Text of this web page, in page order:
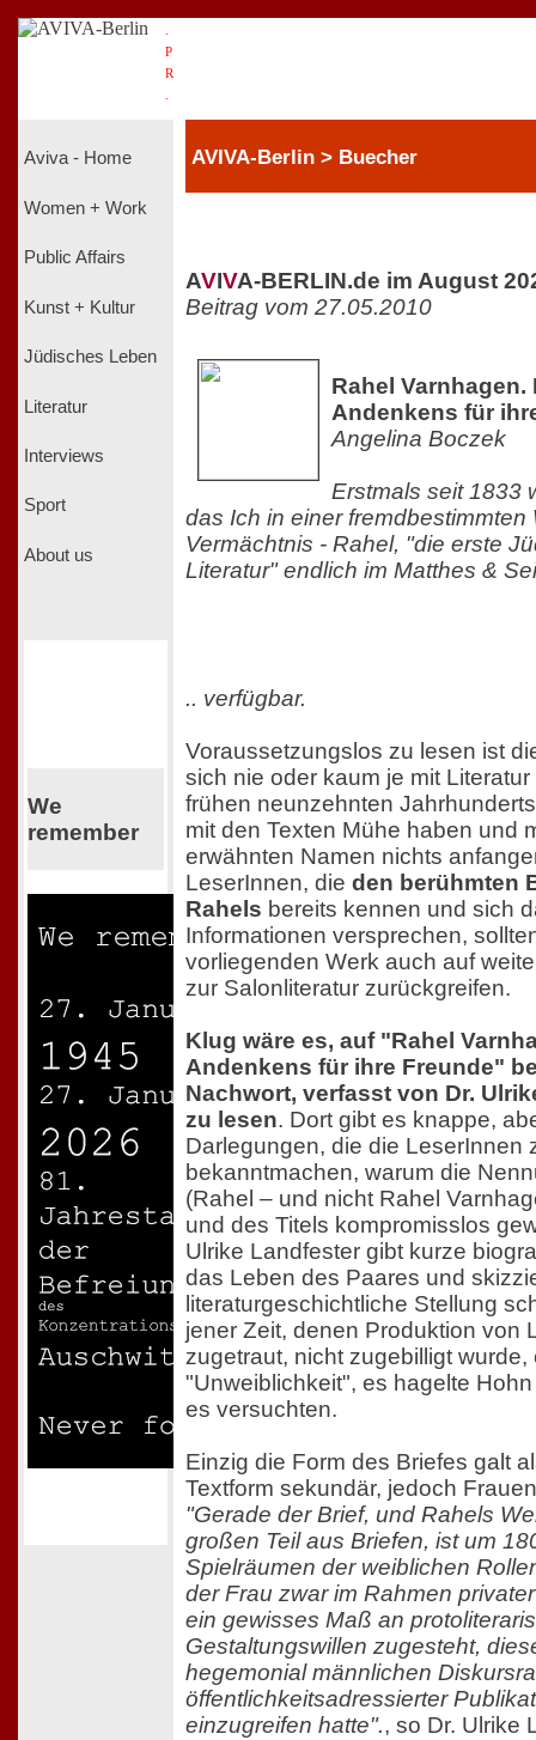
P
R
Aviva - Home
Women + Work
Public Affairs
Kunst + Kultur
Jüdisches Leben
Literatur
Interviews
Sport
About us
We
remember
AVIVA-Berlin > Buecher
AVIVA-BERLIN.de im August
Beitrag vom 27.05.2010
Rahel
Andenkens für
Angelina Boczek
Erstmals seit 1833
das Ich in einer fremdbestimmten
Vermächtnis - Rahel, "die erste
Literatur" endlich im Matthes &
.. verfügbar.
Voraussetzungslos zu lesen ist
sich nie oder kaum je mit
frühen neunzehnten
mit den Texten Mühe haben und
erwähnten Namen nichts
LeserInnen, die den berühmten
Rahels bereits kennen und sich
Informationen versprechen,
vorliegenden Werk auch auf
zur Salonliteratur zurückgreifen.
Klug wäre es, auf "Rahel
Andenkens für ihre Freunde"
Nachwort, verfasst von Dr.
zu lesen. Dort gibt es knappe,
Darlegungen, die die LeserInnen
bekanntmachen, warum die
(Rahel – und nicht Rahel
und des Titels kompromisslos
Ulrike Landfester gibt kurze
das Leben des Paares und
literaturgeschichtliche Stellung
jener Zeit, denen Produktion von
zugetraut, nicht zugebilligt
"Unweiblichkeit", es hagelte
es versuchten.
Einzig die Form des Briefes galt
Textform sekundär, jedoch
"Gerade der Brief, und Rahels
großen Teil aus Briefen, ist um
Spielräumen der weiblichen
der Frau zwar im Rahmen
ein gewisses Maß an
Gestaltungswillen zugesteht,
hegemonial männlichen
öffentlichkeitsadressierter
einzugreifen hatte"., so Dr. Ulrike